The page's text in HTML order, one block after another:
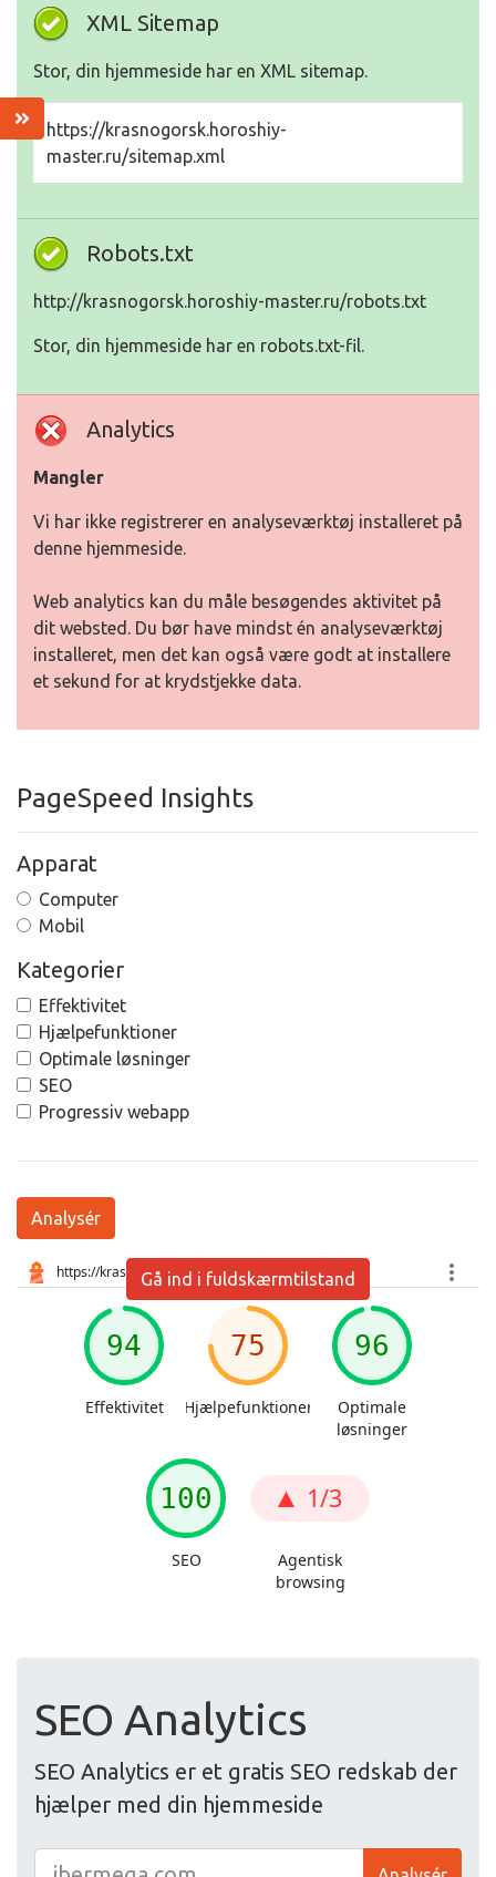
XML Sitemap
Stor, din hjemmeside har en XML sitemap.
https://krasnogorsk.horoshiy-
master.ru/sitemap.xml
Robots.txt
http://krasnogorsk.horoshiy-master.ru/robots.txt
Stor, din hjemmeside har en robots.txt-fil.
Analytics
Mangler
Vi har ikke registrerer en analyseværktøj installeret på
denne hjemmeside.
Web analytics kan du måle besøgendes aktivitet på
dit websted. Du bør have mindst én analyseværktøj
installeret, men det kan også være godt at installere
et sekund for at krydstjekke data.
PageSpeed Insights
Apparat
Computer
Mobil
Kategorier
Effektivitet
Hjælpefunktioner
Optimale løsninger
SEO
Progressiv webapp
Analysér
Gå ind i fuldskærmtilstand
SEO Analytics
SEO Analytics er et gratis SEO redskab der
hjælper med din hjemmeside